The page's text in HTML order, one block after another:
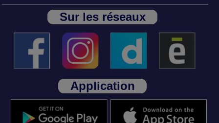
Sur les réseaux
Application